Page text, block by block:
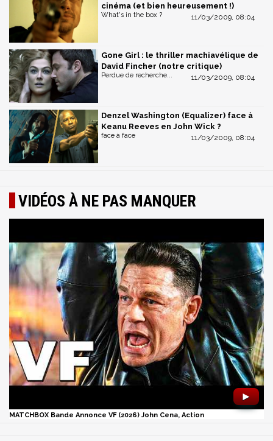
cinéma (et bien heureusement !)
11/03/2009, 08:04
What's in the box ?
Gone Girl : le thriller machiavélique de
David Fincher (notre critique)
11/03/2009, 08:04
Perdue de recherche...
Denzel Washington (Equalizer) face à
Keanu Reeves en John Wick ?
11/03/2009, 08:04
face à face
VIDÉOS À NE PAS MANQUER
►
MATCHBOX Bande Annonce VF (2026) John Cena, Action